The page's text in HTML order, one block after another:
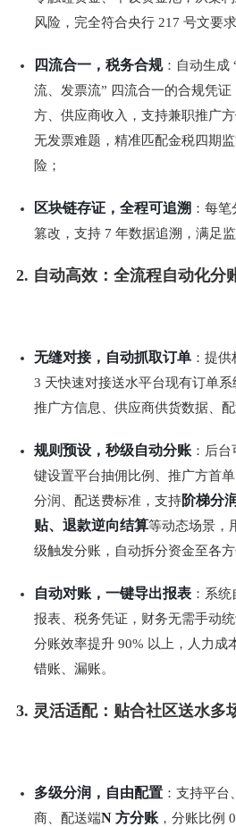
风险，完全符合央行 217 号文要求
四流合一，税务合规：自动生成
流、发票流” 四流合一的合规凭
方、供应商收入，支持兼职推广
无发票难题，精准匹配金税四期
险；
区块链存证，全程可追溯 ：每
篡改，支持 7 年数据追溯，满足
2. 自动高效：全流程自动化分
无缝对接，自动抓取订单 ：提
3 天快速对接送水平台现有订单系
推广方信息、供应商供货数据、
规则预设，秒级自动分账 ：后
键设置平台抽佣比例、推广方首
分润、配送费标准，支持阶梯分
贴、退款逆向结算等动态场景，
级触发分账，自动拆分资金至各
自动对账，一键导出报表 ：系
报表、税务凭证，财务无需手动
分账效率提升 90% 以上，人力成
错账、漏账。
3. 灵活适配：贴合社区送水多
多级分润，自由配置 ：支持平
商、配送端N 方分账 ，分账比例